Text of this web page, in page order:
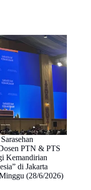
PTN & PTS
Kemandirian
di Jakarta
(28/6/2026)